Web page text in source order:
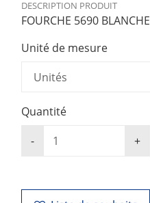
DESCRIPTION PRODUIT
FOURCHE 5690 BLANCHE
Unité de mesure
Quantité